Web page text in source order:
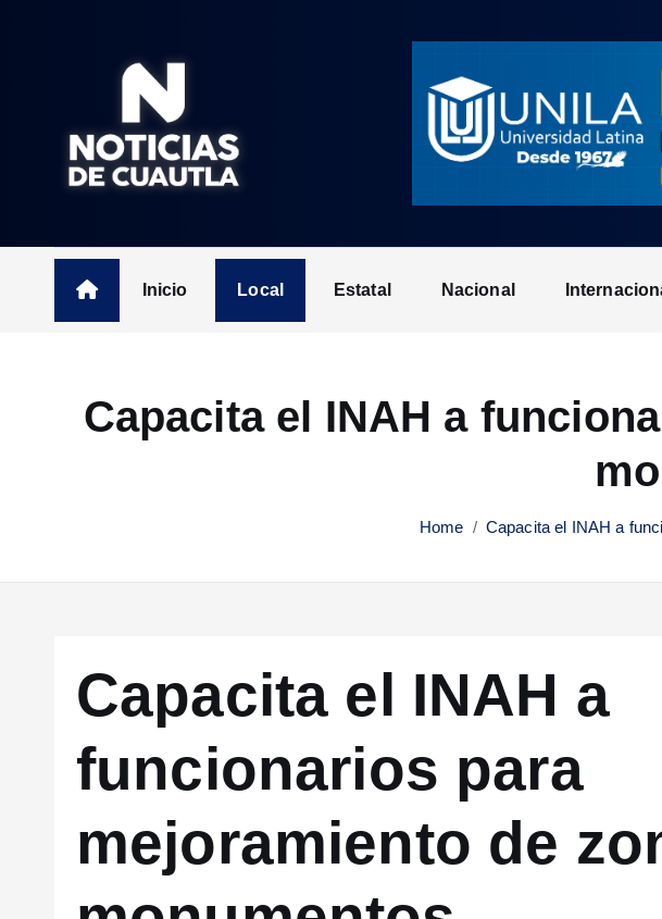
n
Inicio Local Estatal Nacional
Capacita el INAH a
Home Capacita el INAH a
Capacita el INAH a
funcionarios para
mejoramiento de